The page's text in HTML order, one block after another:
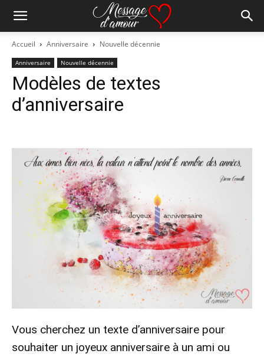
Accueil Anniversaire Nouvelle décennie
Anniversaire Nouvelle décennie
Modèles de textes
d’anniversaire
Vous cherchez un texte d’anniversaire pour
souhaiter un joyeux anniversaire à un ami ou